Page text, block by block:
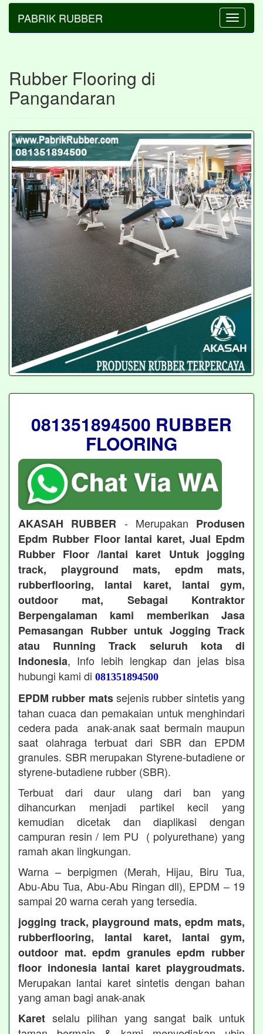
Toggle
PABRIK RUBBER
Rubber Flooring di
Pangandaran
081351894500 RUBBER
FLOORING
AKASAH RUBBER - Merupakan Produsen
Epdm Rubber Floor lantai karet, Jual Epdm
Rubber Floor /lantai karet Untuk jogging
track, playground mats, epdm mats,
rubberflooring, lantai karet, lantai gym,
outdoor mat, Sebagai Kontraktor
Berpengalaman kami memberikan Jasa
Pemasangan Rubber untuk Jogging Track
atau Running Track seluruh kota di
Indonesia, Info lebih lengkap dan jelas bisa
hubungi kami di 081351894500
EPDM rubber matssejenis rubber sintetis yang
tahan cuaca dan pemakaian untuk menghindari
cedera pada anak-anak saat bermain maupun
saat olahraga terbuat dari SBR dan EPDM
granules. SBR merupakan Styrene-butadiene or
styrene-butadiene rubber (SBR).
Terbuat dari daur ulang dari ban yang
dihancurkan menjadi partikel kecil yang
kemudian dicetak dan diaplikasi dengan
campuran resin / lem PU ( polyurethane) yang
ramah akan lingkungan.
Warna – berpigmen (Merah, Hijau, Biru Tua,
Abu-Abu Tua, Abu-Abu Ringan dll), EPDM – 19
sampai 20 warna cerah yang tersedia.
jogging track, playground mats, epdm mats,
rubberflooring, lantai karet, lantai gym,
outdoor mat. epdm granules epdm rubber
floor indonesia lantai karet playgroudmats.
Merupakan lantai karet sintetis dengan bahan
yang aman bagi anak-anak
Karet selalu pilihan yang sangat baik untuk